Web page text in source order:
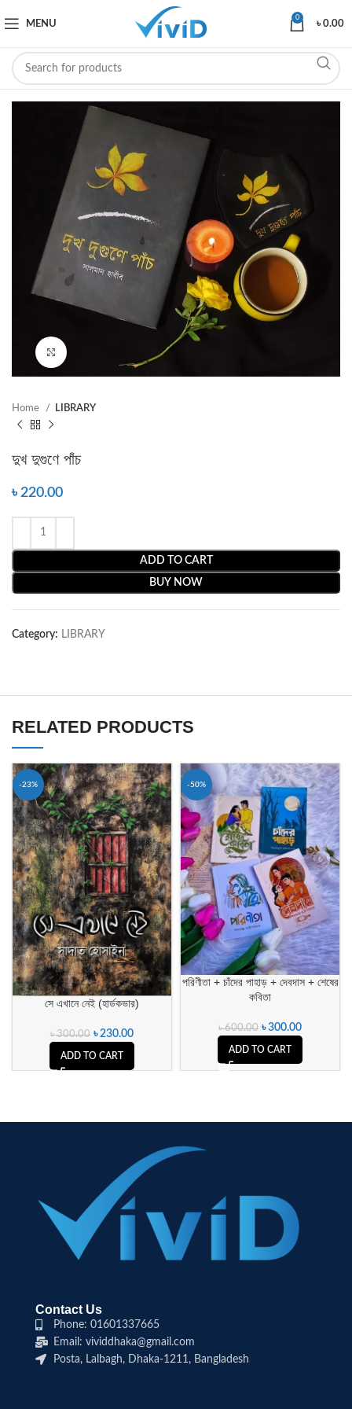
MENU
0
৳0.00
Home LIBRARY
দুখ দুগুণে পাঁচ
৳220.00
ADD TO CART
BUY NOW
Category: LIBRARY
RELATED PRODUCTS
-23%
সে এখানে নেই (হার্ডকভার)
৳300.00 ৳230.00
ADD TO CART
-50%
পরিণীতা + চাঁদের পাহাড় + দেবদাস + শেষের
কবিতা
৳600.00 ৳300.00
ADD TO CART
Contact Us
Phone: 01601337665
Email: vividdhaka@gmail.com
Posta, Lalbagh, Dhaka-1211, Bangladesh